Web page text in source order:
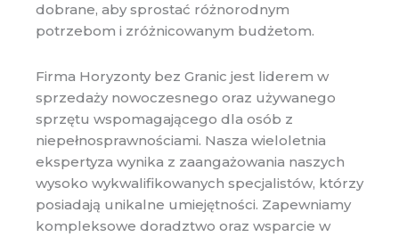
dobrane, aby sprostać różnorodnym
potrzebom i zróżnicowanym budżetom.
Firma Horyzonty bez Granic jest liderem w
sprzedaży nowoczesnego oraz używanego
sprzętu wspomagającego dla osób z
niepełnosprawnościami. Nasza wieloletnia
ekspertyza wynika z zaangażowania naszych
wysoko wykwalifikowanych specjalistów, którzy
posiadają unikalne umiejętności. Zapewniamy
kompleksowe doradztwo oraz wsparcie w